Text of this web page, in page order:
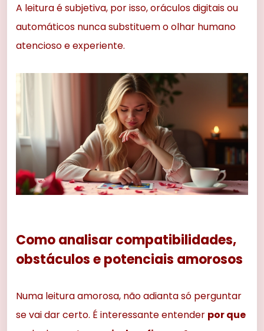
A leitura é subjetiva, por isso, oráculos digitais ou
automáticos nunca substituem o olhar humano
atencioso e experiente.
Como analisar compatibilidades,
obstáculos e potenciais amorosos
Numa leitura amorosa, não adianta só perguntar
se vai dar certo. É interessante entender por que